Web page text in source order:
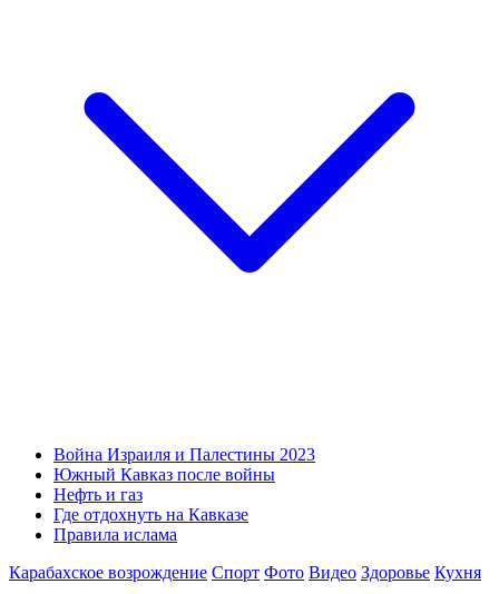
Война Израиля и Палестины 2023
Южный Кавказ после войны
Нефть и газ
Где отдохнуть на Кавказе
Правила ислама
Карабахское возрождение Спорт Фото Видео Здоровье Кухня